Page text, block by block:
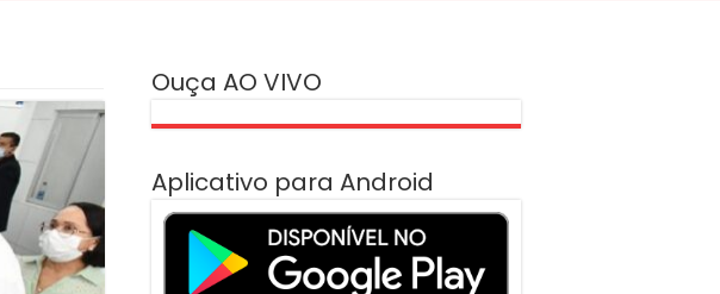
Ouça AO VIVO
Aplicativo para Android